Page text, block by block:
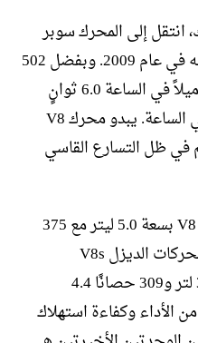
انتقل إلى المحرك سوبر
تشارجد 5.0 لتر، والذي تم طرحه في عام 2009. وبفضل 502
حصانًا، يبلغ وقته من 0 إلى 60 ميلاً في الساعة 6.0 ثوانٍ
وسرعة قصوى تبلغ 140 ميلاً في الساعة. يبدو محرك V8
ظل التسارع القاسي
تشمل المحركات الأخرى محرك V8 بسعة 5.0 ليتر مع 375
حصانًا، بالإضافة إلى زوج من محركات الديزل V8s
من فورد – بقوة 268 حصانًا 3.6 لتر و309 حصانًا 4.4
وكفاءة استهلاك